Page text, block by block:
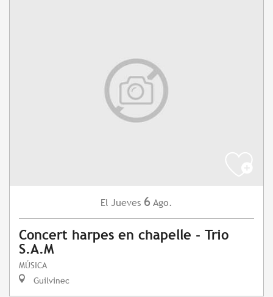
El Jueves 6 Ago.
Concert harpes en chapelle - Trio
S.A.M
MÚSICA
Guilvinec